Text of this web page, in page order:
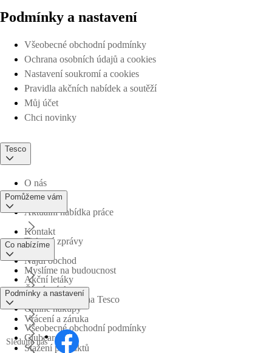
Podmínky a nastavení
Všeobecné obchodní podmínky
Ochrana osobních údajů a cookies
Nastavení soukromí a cookies
Pravidla akčních nabídek a soutěží
Můj účet
Chci novinky
Tesco
O nás
Aktuální nabídka práce
Tiskové zprávy
Myslíme na budoucnost
Obchodní skupina Tesco
Pomůžeme vám
Kontakt
Najdi obchod
Časté otázky
Vrácení a záruka
Stažení produktů
Co nabízíme
Akční letáky
Online nákupy
Clubcard
Podmínky a nastavení
Všeobecné obchodní podmínky
Sledujte nás